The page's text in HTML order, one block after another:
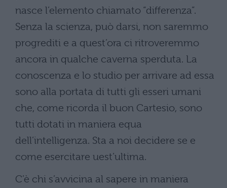
nasce l’elemento chiamato “differenza”.
Senza la scienza, può darsi, non saremmo
progrediti e a quest’ora ci ritroveremmo
ancora in qualche caverna sperduta. La
conoscenza e lo studio per arrivare ad essa
sono alla portata di tutti gli esseri umani
che, come ricorda il buon Cartesio, sono
tutti dotati in maniera equa
dell’intelligenza. Sta a noi decidere se e
come esercitare uest’ultima.
C’è chi s’avvicina al sapere in maniera